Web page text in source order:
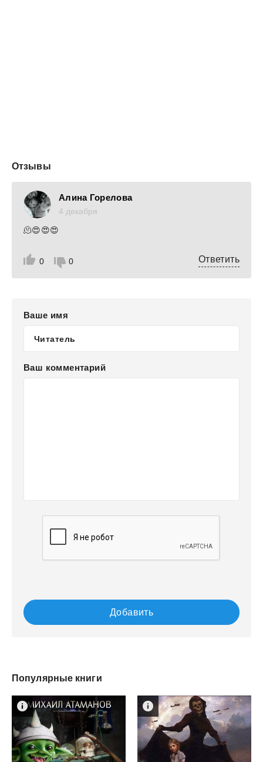
Отзывы
Алина Горелова
4 декабря
0 0
🫠😍😍😍
Ответить
Ваше имя
Ваш комментарий
Добавить
Популярные книги